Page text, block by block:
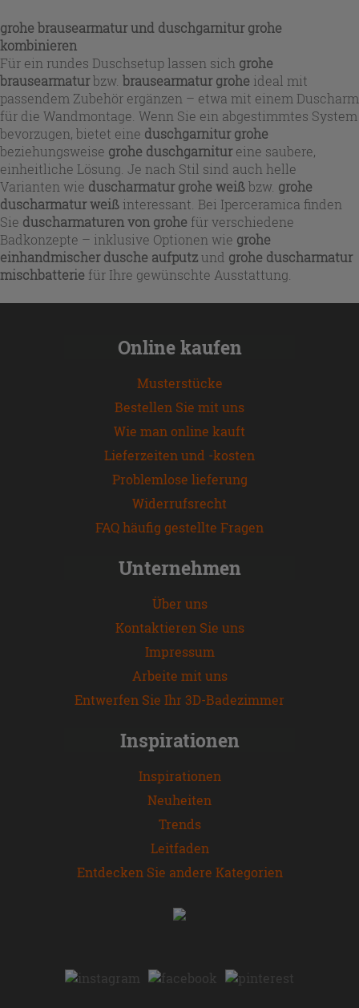
grohe brausearmaturund duschgarnitur grohe
kombinieren
Für ein rundes Duschsetup lassen sich grohe
brausearmaturbzw. brausearmatur grohe ideal mit
passendem Zubehör ergänzen – etwa mit einem Duscharm
für die Wandmontage. Wenn Sie ein abgestimmtes System
bevorzugen, bietet eine duschgarnitur grohe
beziehungsweise grohe duschgarnitureine saubere,
einheitliche Lösung. Je nach Stil sind auch helle
Varianten wie duscharmatur grohe weißbzw. grohe
duscharmatur weiß interessant. Bei Iperceramica finden
Sie duscharmaturen von grohe für verschiedene
Badkonzepte – inklusive Optionen wie grohe
einhandmischer dusche aufputzund grohe duscharmatur
mischbatterie für Ihre gewünschte Ausstattung.
Online kaufen
Musterstücke
Bestellen Sie mit uns
Wie man online kauft
Lieferzeiten und -kosten
Problemlose lieferung
Widerrufsrecht
FAQ häufig gestellte Fragen
Unternehmen
Über uns
Kontaktieren Sie uns
Impressum
Arbeite mit uns
Entwerfen Sie Ihr 3D-Badezimmer
Inspirationen
Inspirationen
Neuheiten
Trends
Leitfaden
Entdecken Sie andere Kategorien